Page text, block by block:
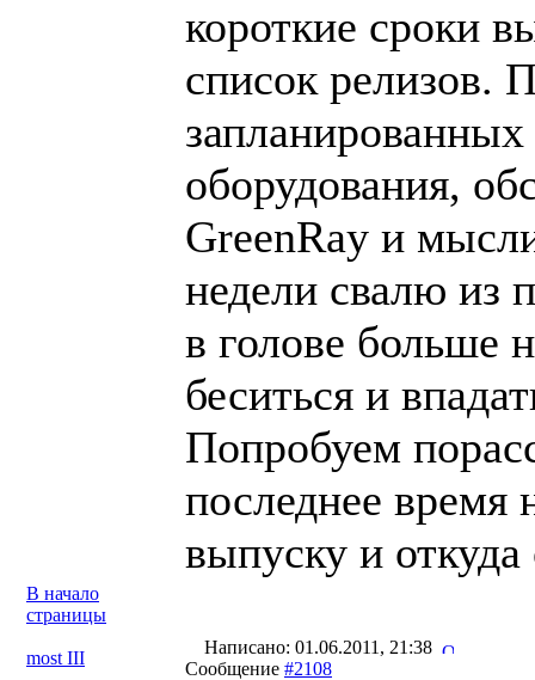
короткие сроки
список релизов.
оборудования,
GreenRay и
недели свалю из
в голове больше
беситься и
Попробуем
последнее время
выпуску и
В начало
страницы
most III
Написано: 01.06.2011, 21:38
Сообщение #2108